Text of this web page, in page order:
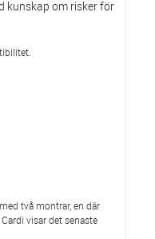
kunskap om risker för
två montrar, en där
visar det senaste